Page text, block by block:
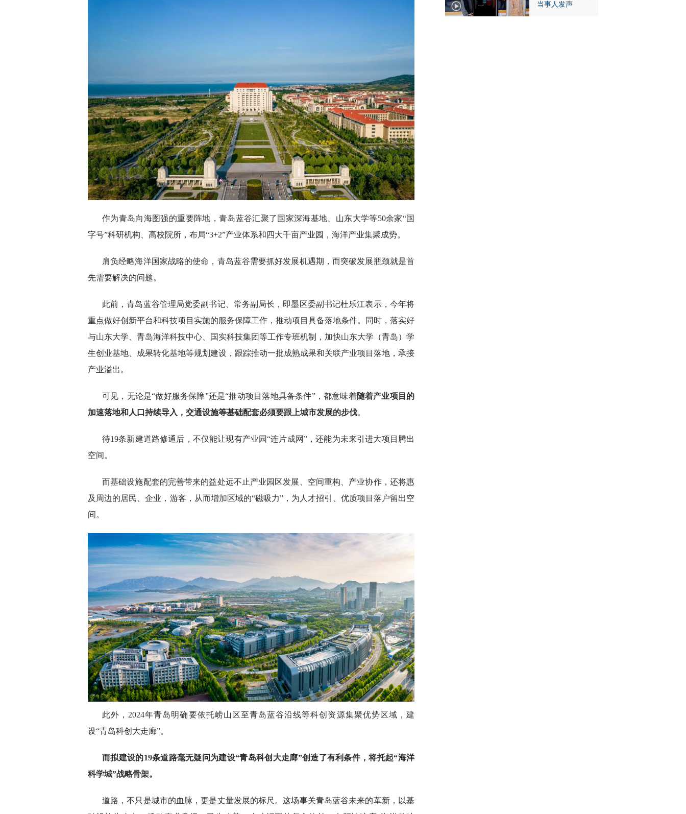
作为青岛向海图强的重要阵地，青岛蓝谷汇聚了国家深海基地、山东大学等50余家“国
字号”科研机构、高校院所，布局“3+2”产业体系和四大千亩产业园，海洋产业集聚成势。
肩负经略海洋国家战略的使命，青岛蓝谷需要抓好发展机遇期，而突破发展瓶颈就是首
先需要解决的问题。
此前，青岛蓝谷管理局党委副书记、常务副局长，即墨区委副书记杜乐江表示，今年将
重点做好创新平台和科技项目实施的服务保障工作，推动项目具备落地条件。同时，落实好
与山东大学、青岛海洋科技中心、国实科技集团等工作专班机制，加快山东大学（青岛）学
生创业基地、成果转化基地等规划建设，跟踪推动一批成熟成果和关联产业项目落地，承接
产业溢出。
可见，无论是“做好服务保障”还是“推动项目落地具备条件”，都意味着随着产业项目的
加速落地和人口持续导入，交通设施等基础配套必须要跟上城市发展的步伐。
待19条新建道路修通后，不仅能让现有产业园“连片成网”，还能为未来引进大项目腾出
空间。
而基础设施配套的完善带来的益处远不止产业园区发展、空间重构、产业协作，还将惠
及周边的居民、企业，游客，从而增加区域的“磁吸力”，为人才招引、优质项目落户留出空
间。
此外，2024年青岛明确要依托崂山区至青岛蓝谷沿线等科创资源集聚优势区域，建
设“青岛科创大走廊”。
而拟建设的19条道路毫无疑问为建设“青岛科创大走廊”创造了有利条件，将托起“海洋
科学城”战略骨架。
道路，不只是城市的血脉，更是丈量发展的标尺。这场事关青岛蓝谷未来的革新，以基
当事人发声